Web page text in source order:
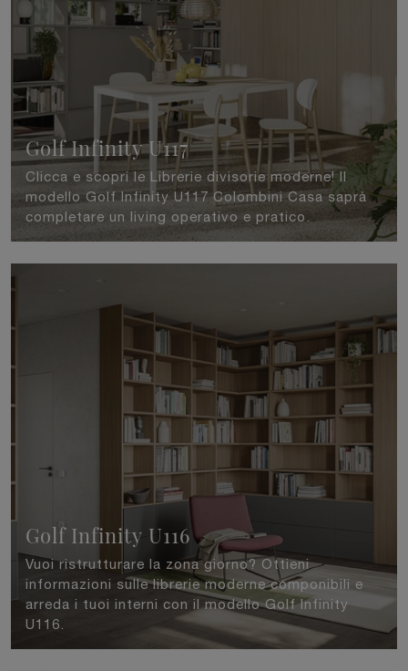
Golf Infinity U117
Clicca e scopri le Librerie divisorie moderne! Il
modello Golf Infinity U117 Colombini Casa saprà
completare un living operativo e pratico.
Golf Infinity U116
Vuoi ristrutturare la zona giorno? Ottieni
informazioni sulle librerie moderne componibili e
arreda i tuoi interni con il modello Golf Infinity
U116.